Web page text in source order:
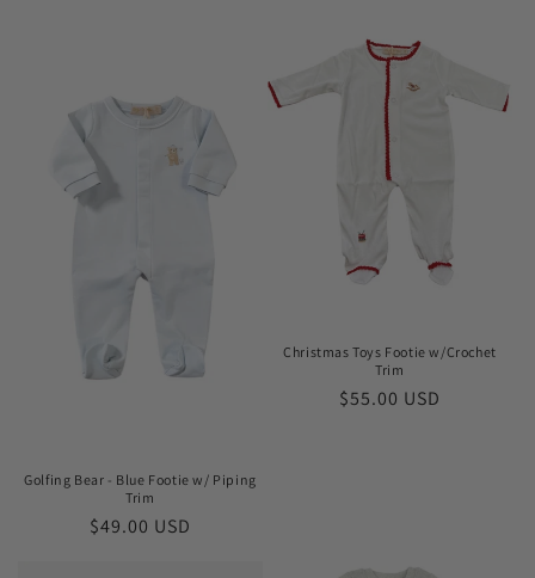
Golfing Bear - Blue Footie w/ Piping
Trim
Prix
$49.00 USD
Christmas Toys Footie w/Crochet
Trim
Prix
$55.00 USD